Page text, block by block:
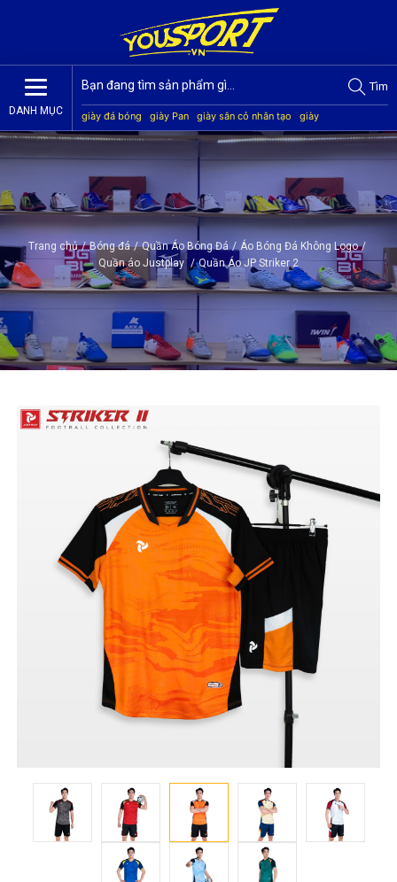
DANH MỤC
Tìm
giày đá bóng giày Pan giày sân cỏ nhân tạo
giày
Jogarbola
giày Mitre giày Akka quần áo bóng đá
giày
Trang chủ / Bóng đá / Quần Áo Bóng Đá / Áo Bóng Đá Không Logo /
Quần áo Justplay / Quần Áo JP Striker 2